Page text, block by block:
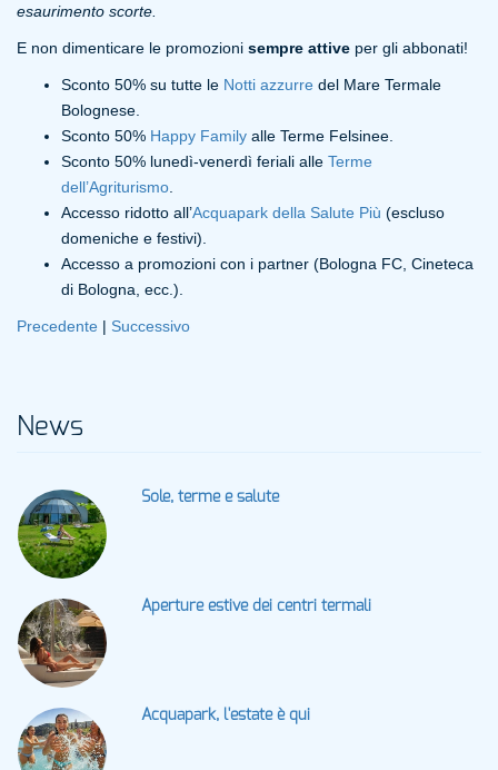
esaurimento scorte.
E non dimenticare le promozioni sempre attive per gli abbonati!
Sconto 50% su tutte le Notti azzurre del Mare Termale
Bolognese.
Sconto 50% Happy Family alle Terme Felsinee.
Sconto 50% lunedì-venerdì feriali alle Terme
dell’Agriturismo
Accesso ridotto all’Acquapark della Salute Più (escluso
domeniche e festivi).
Accesso a promozioni con i partner (Bologna FC, Cineteca
di Bologna, ecc.).
Precedente | Successivo
News
Sole, terme e salute
Aperture estive dei centri termali
Acquapark, l'estate è qui